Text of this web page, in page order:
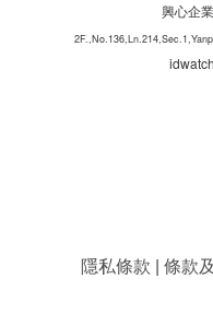
興心企
隱私條款 | 條款